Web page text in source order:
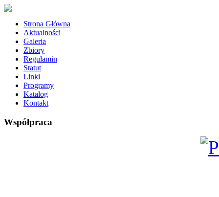
Strona Główna
Aktualności
Galeria
Zbiory
Regulamin
Statut
Linki
Programy
Katalog
Kontakt
Współpraca